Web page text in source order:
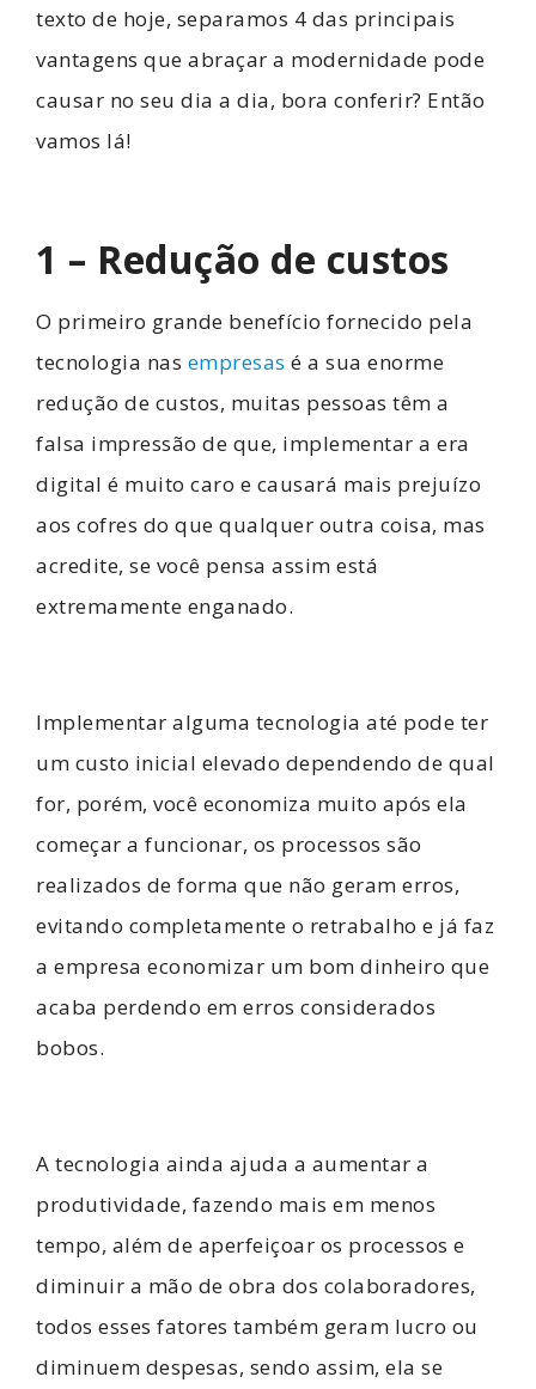
texto de hoje, separamos 4 das principais
vantagens que abraçar a modernidade pode
causar no seu dia a dia, bora conferir? Então
vamos lá!
1 – Redução de custos
O primeiro grande benefício fornecido pela
tecnologia nas empresas é a sua enorme
redução de custos, muitas pessoas têm a
falsa impressão de que, implementar a era
digital é muito caro e causará mais prejuízo
aos cofres do que qualquer outra coisa, mas
acredite, se você pensa assim está
extremamente enganado.
Implementar alguma tecnologia até pode ter
um custo inicial elevado dependendo de qual
for, porém, você economiza muito após ela
começar a funcionar, os processos são
realizados de forma que não geram erros,
evitando completamente o retrabalho e já faz
a empresa economizar um bom dinheiro que
acaba perdendo em erros considerados
bobos.
A tecnologia ainda ajuda a aumentar a
produtividade, fazendo mais em menos
tempo, além de aperfeiçoar os processos e
diminuir a mão de obra dos colaboradores,
todos esses fatores também geram lucro ou
diminuem despesas, sendo assim, ela se